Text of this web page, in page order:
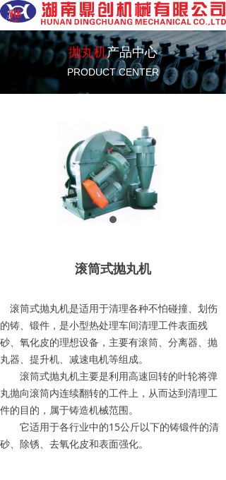
抛丸机产品中心
PRODUCT CENTER
滚筒式抛丸机是适用于清理各种不怕碰撞、划伤
的铸、锻件，是小型热处理车间清理工件表面残
砂、氧化皮的理想设备，主要有滚筒、分离器、抛
丸器、提升机、减速电机等组成。
滚筒式抛丸机主要是利用高速回转的叶轮将弹
丸抛向滚筒内连续翻转的工件上，从而达到清理工
件的目的，属于铸造机械范围。
它适用于各行业中的15公斤以下的铸锻件的清
砂、除锈、去氧化皮和表面强化。
滚筒式抛丸机